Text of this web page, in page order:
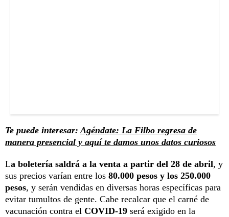
Te puede interesar:Agéndate: La Filbo regresa de
manera presencial y aquí te damos unos datos curiosos
La boletería saldrá a la venta a partir del 28 de abril, y
sus precios varían entre los 80.000 pesos y los 250.000
pesos, y serán vendidas en diversas horas específicas para
evitar tumultos de gente. Cabe recalcar que el carné de
vacunación contra el COVID-19 será exigido en la